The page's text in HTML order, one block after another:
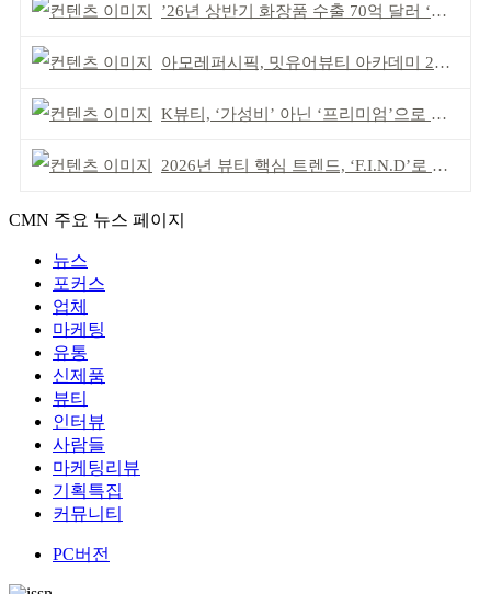
’26년 상반기 화장품 수출 70억 달러 ‘역대 최고’
아모레퍼시픽, 밋유어뷰티 아카데미 2기 발대식
K뷰티, ‘가성비’ 아닌 ‘프리미엄’으로 승부걸어야
2026년 뷰티 핵심 트렌드, ‘F.I.N.D’로 읽는다
CMN 주요 뉴스 페이지
뉴스
포커스
업체
마케팅
유통
신제품
뷰티
인터뷰
사람들
마케팅리뷰
기획특집
커뮤니티
PC버전